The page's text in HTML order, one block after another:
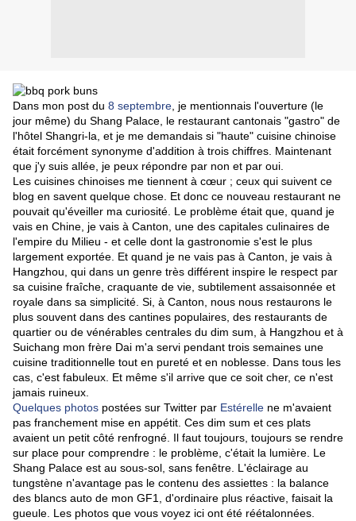
Dans mon post du 8 septembre , je mentionnais l'ouverture (le
jour même) du Shang Palace, le restaurant cantonais "gastro" de
l'hôtel Shangri-la, et je me demandais si "haute" cuisine chinoise
était forcément synonyme d'addition à trois chiffres. Maintenant
que j'y suis allée, je peux répondre par non et par oui.
Les cuisines chinoises me tiennent à cœur ; ceux qui suivent ce
blog en savent quelque chose. Et donc ce nouveau restaurant ne
pouvait qu'éveiller ma curiosité. Le problème était que, quand je
vais en Chine, je vais à Canton, une des capitales culinaires de
l'empire du Milieu - et celle dont la gastronomie s'est le plus
largement exportée. Et quand je ne vais pas à Canton, je vais à
Hangzhou, qui dans un genre très différent inspire le respect par
sa cuisine fraîche, craquante de vie, subtilement assaisonnée et
royale dans sa simplicité. Si, à Canton, nous nous restaurons le
plus souvent dans des cantines populaires, des restaurants de
quartier ou de vénérables centrales du dim sum, à Hangzhou et à
Suichang mon frère Dai m'a servi pendant trois semaines une
cuisine traditionnelle tout en pureté et en noblesse. Dans tous les
cas, c'est fabuleux. Et même s'il arrive que ce soit cher, ce n'est
jamais ruineux.
Quelques photos postées sur Twitter par Estérelle ne m'avaient
pas franchement mise en appétit. Ces dim sum et ces plats
avaient un petit côté renfrogné. Il faut toujours, toujours se rendre
sur place pour comprendre : le problème, c'était la lumière. Le
Shang Palace est au sous-sol, sans fenêtre. L'éclairage au
tungstène n'avantage pas le contenu des assiettes : la balance
des blancs auto de mon GF1, d'ordinaire plus réactive, faisait la
gueule. Les photos que vous voyez ici ont été réétalonnées.